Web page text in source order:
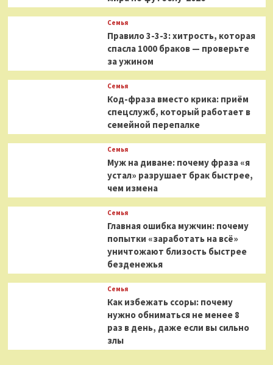
Семья
Правило 3-3-3: хитрость, которая
спасла 1000 браков — проверьте
за ужином
Семья
Код-фраза вместо крика: приём
спецслужб, который работает в
семейной перепалке
Семья
Муж на диване: почему фраза «я
устал» разрушает брак быстрее,
чем измена
Семья
Главная ошибка мужчин: почему
попытки «заработать на всё»
уничтожают близость быстрее
безденежья
Семья
Как избежать ссоры: почему
нужно обниматься не менее 8
раз в день, даже если вы сильно
злы